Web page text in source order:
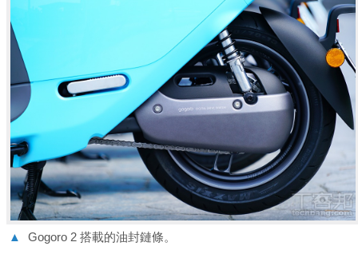
▲ Gogoro 2 搭載的油封鏈條。